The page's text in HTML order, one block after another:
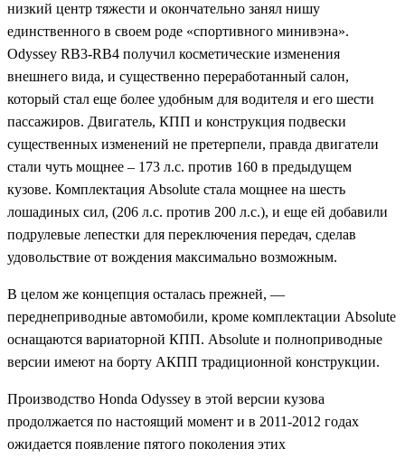
низкий центр тяжести и окончательно занял нишу
единственного в своем роде «спортивного минивэна».
Odyssey RB3-RB4 получил косметические изменения
внешнего вида, и существенно переработанный салон,
который стал еще более удобным для водителя и его шести
пассажиров. Двигатель, КПП и конструкция подвески
существенных изменений не претерпели, правда двигатели
стали чуть мощнее – 173 л.с. против 160 в предыдущем
кузове. Комплектация Absolute стала мощнее на шесть
лошадиных сил, (206 л.с. против 200 л.с.), и еще ей добавили
подрулевые лепестки для переключения передач, сделав
удовольствие от вождения максимально возможным.
В целом же концепция осталась прежней, —
переднеприводные автомобили, кроме комплектации Absolute
оснащаются вариаторной КПП. Absolute и полноприводные
версии имеют на борту АКПП традиционной конструкции.
Производство Honda Odyssey в этой версии кузова
продолжается по настоящий момент и в 2011-2012 годах
ожидается появление пятого поколения этих